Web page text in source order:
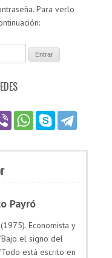
Para verlo
Payró
Economista y
el signo del
está escrito en